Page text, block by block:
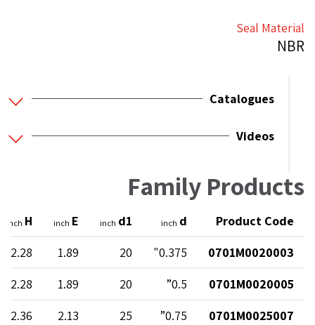
Seal Material
NBR
Catalogues
Videos
Family Products
Product Code
d
inch
d1
inch
E
inch
H
inch
0701M0020003
0.375"
20
1.89
2.28
0701M0020005
0.5”
20
1.89
2.28
0701M0025007
0.75”
25
2.13
2.36